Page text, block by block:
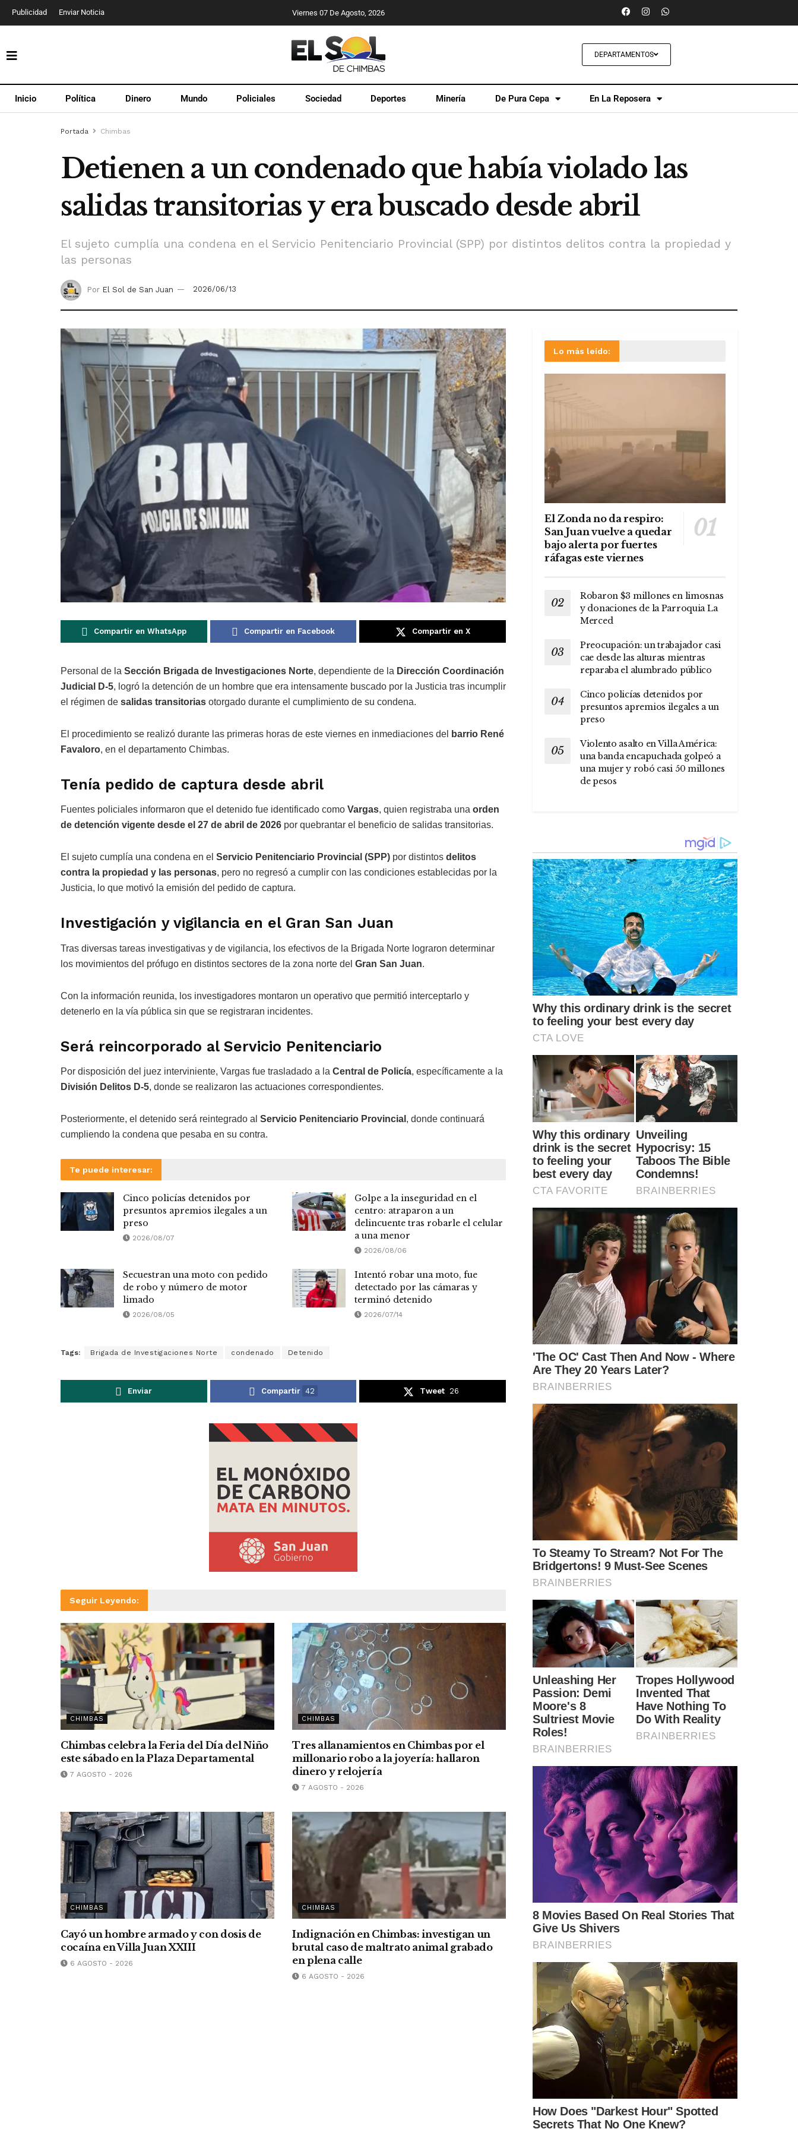
Publicidad Enviar Noticia Viernes 07 De Agosto, 2026
DEPARTAMENTOS
Inicio Política Dinero Mundo Policiales Sociedad Deportes Minería De Pura Cepa En La Reposera
Portada Chimbas
Detienen a un condenado que había violado las
salidas transitorias y era buscado desde abril
El sujeto cumplía una condena en el Servicio Penitenciario Provincial (SPP) por distintos delitos contra la propiedad y
las personas
Por El Sol de San Juan 2026/06/13
Compartir en WhatsApp Compartir en Facebook Compartir en X
Personal de la Sección Brigada de Investigaciones Norte, dependiente de la Dirección Coordinación
Judicial D-5, logró la detención de un hombre que era intensamente buscado por la Justicia tras incumplir
el régimen de salidas transitorias otorgado durante el cumplimiento de su condena.
El procedimiento se realizó durante las primeras horas de este viernes en inmediaciones del
barrio René
Favaloro, en el departamento Chimbas.
Tenía pedido de captura desde abril
Fuentes policiales informaron que el detenido fue identificado como Vargas, quien registraba una orden
de detención vigente desde el 27 de abril de 2026 por quebrantar el beneficio de salidas transitorias.
El sujeto cumplía una condena en el Servicio Penitenciario Provincial (SPP) por distintos delitos
contra la propiedad y las personas, pero no regresó a cumplir con las condiciones establecidas por la
Justicia, lo que motivó la emisión del pedido de captura.
Investigación y vigilancia en el Gran San Juan
Tras diversas tareas investigativas y de vigilancia, los efectivos de la Brigada Norte lograron determinar
los movimientos del prófugo en distintos sectores de la zona norte del Gran San Juan.
Con la información reunida, los investigadores montaron un operativo que permitió interceptarlo y
detenerlo en la vía pública sin que se registraran incidentes.
Será reincorporado al Servicio Penitenciario
Por disposición del juez interviniente, Vargas fue trasladado a la Central de Policía, específicamente a la
División Delitos D-5, donde se realizaron las actuaciones correspondientes.
Posteriormente, el detenido será reintegrado al Servicio Penitenciario Provincial , donde continuará
cumpliendo la condena que pesaba en su contra.
Te puede interesar:
Cinco policías detenidos por
presuntos apremios ilegales a un
preso
2026/08/07
Golpe a la inseguridad en el
centro: atraparon a un
delincuente tras robarle el celular
a una menor
2026/08/06
Secuestran una moto con pedido
de robo y número de motor
limado
2026/08/05
Intentó robar una moto, fue
detectado por las cámaras y
terminó detenido
2026/07/14
Tags: Brigada de Investigaciones Norte condenado Detenido
Enviar Compartir 42 Tweet 26
Seguir Leyendo:
CHIMBAS
Chimbas celebra la Feria del Día del Niño
este sábado en la Plaza Departamental
7 AGOSTO - 2026
CHIMBAS
Tres allanamientos en Chimbas por el
millonario robo a la joyería: hallaron
dinero y relojería
7 AGOSTO - 2026
CHIMBAS
Cayó un hombre armado y con dosis de
cocaína en Villa Juan XXIII
6 AGOSTO - 2026
CHIMBAS
Indignación en Chimbas: investigan un
brutal caso de maltrato animal grabado
en plena calle
6 AGOSTO - 2026
Lo más leído:
El Zonda no da respiro:
San Juan vuelve a quedar
bajo alerta por fuertes
ráfagas este viernes
Robaron $3 millones en limosnas
y donaciones de la Parroquia La
Merced
Preocupación: un trabajador casi
cae desde las alturas mientras
reparaba el alumbrado público
Cinco policías detenidos por
presuntos apremios ilegales a un
preso
Violento asalto en Villa América:
una banda encapuchada golpeó a
una mujer y robó casi 50 millones
de pesos